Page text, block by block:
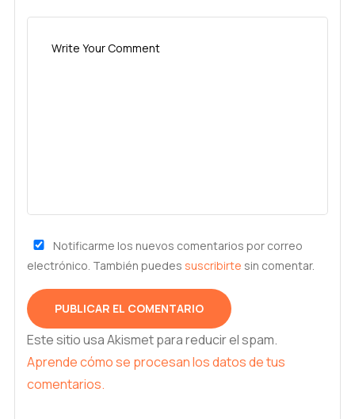
Notificarme los nuevos comentarios por correo
electrónico. También puedes suscribirte sin comentar.
Este sitio usa Akismet para reducir el spam.
Aprende cómo se procesan los datos de tus
comentarios.